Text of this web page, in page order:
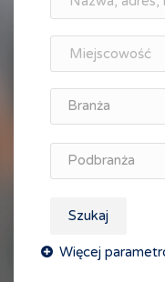
Branża
Podbranża
Szukaj